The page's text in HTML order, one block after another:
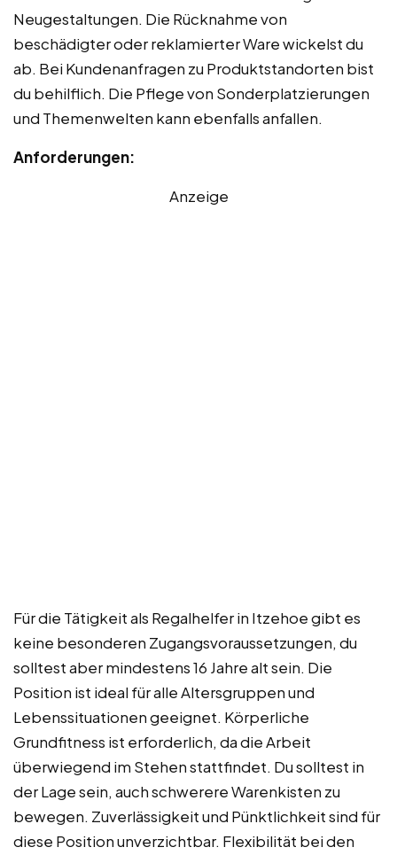
Neugestaltungen. Die Rücknahme von
beschädigter oder reklamierter Ware wickelst du
ab. Bei Kundenanfragen zu Produktstandorten bist
du behilflich. Die Pflege von Sonderplatzierungen
und Themenwelten kann ebenfalls anfallen.
Anforderungen:
Anzeige
Für die Tätigkeit als Regalhelfer in Itzehoe gibt es
keine besonderen Zugangsvoraussetzungen, du
solltest aber mindestens 16 Jahre alt sein. Die
Position ist ideal für alle Altersgruppen und
Lebenssituationen geeignet. Körperliche
Grundfitness ist erforderlich, da die Arbeit
überwiegend im Stehen stattfindet. Du solltest in
der Lage sein, auch schwerere Warenkisten zu
bewegen. Zuverlässigkeit und Pünktlichkeit sind für
diese Position unverzichtbar. Flexibilität bei den